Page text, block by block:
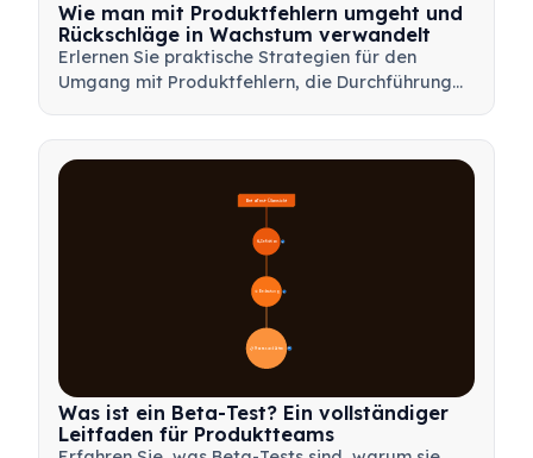
Wie man mit Produktfehlern umgeht und
Rückschläge in Wachstum verwandelt
Erlernen Sie praktische Strategien für den
Umgang mit Produktfehlern, die Durchführung
Lernmöglichkeiten für Ihr Team.
🔍 Definition
🎯 Bedeutung
📋 Prozess und Arten
Beta-Test-Übersicht
Was ist ein Beta-Test? Ein vollständiger
Leitfaden für Produktteams